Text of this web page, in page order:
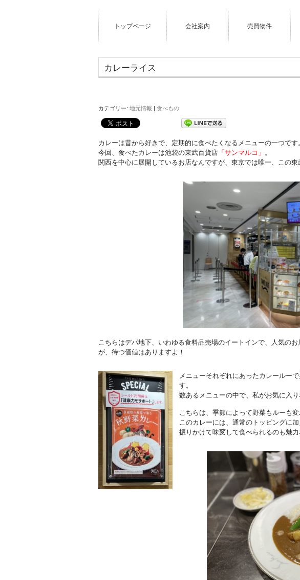
トップページ 会社案内 売買物件
カレーライス
カテゴリー: 地元情報 | 食べもの
カレーは昔から好きで、定期的に食べたくなるメニューの一つです
今回、食べたカレーは池袋の東武百貨店 「サンマルコ」 。
関西を中心に展開しているお店なんですが、東京では唯一、この東
こちらはデパ地下、いわゆる食料品売場のイートインで、人気の
が、待つ価値はありますよ！
メニューそれぞれにあったカレールー
す。
数あるメニューの中で、私がお気に入
こちらは、季節によって野菜もルーも
このカレーには、通常のトッピングに
振りかけて味変して食べられるのも魅力